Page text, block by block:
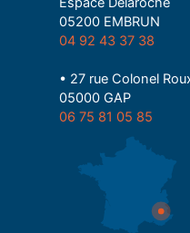
05200 EMBRUN
04 92 43 37 38
• 27 rue Colonel
05000 GAP
06 75 81 05 85